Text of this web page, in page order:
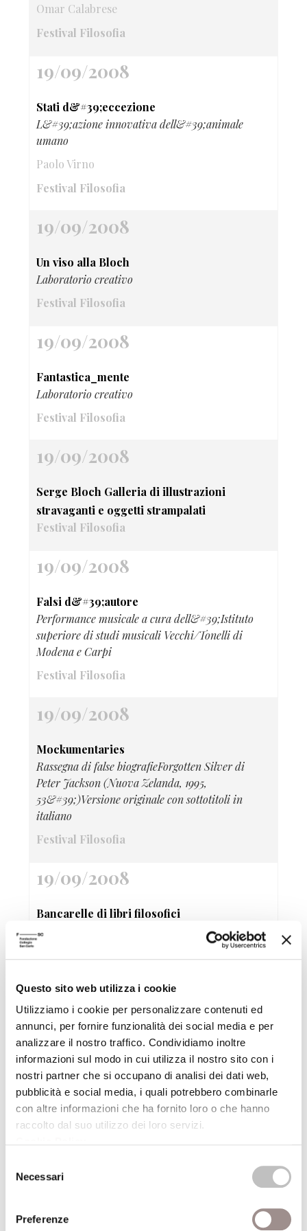
Questo sito web utilizza i cookie
Utilizziamo i cookie per personalizzare contenuti ed
annunci, per fornire funzionalità dei social media e per
analizzare il nostro traffico. Condividiamo inoltre
informazioni sul modo in cui utilizza il nostro sito con i
nostri partner che si occupano di analisi dei dati web,
pubblicità e social media, i quali potrebbero combinarle
con altre informazioni che ha fornito loro o che hanno
raccolto dal suo utilizzo dei loro servizi.
delNecessari
Preferenze
Omar Calabrese
Festival Filosofia
19/09/2008
Stati d&#39;eccezione
L&#39;azione innovativa dell&#39;animale
umano
Paolo Virno
Festival Filosofia
19/09/2008
Un viso alla Bloch
Laboratorio creativo
Festival Filosofia
19/09/2008
Fantastica_mente
Laboratorio creativo
Festival Filosofia
19/09/2008
Serge Bloch Galleria di illustrazioni
stravaganti e oggetti strampalati
Festival Filosofia
19/09/2008
Falsi d&#39;autore
Performance musicale a cura dell&#39;Istituto
superiore di studi musicali Vecchi/Tonelli di
Modena e Carpi
Festival Filosofia
19/09/2008
Mockumentaries
Rassegna di false biografieForgotten Silver di
Peter Jackson (Nuova Zelanda, 1995,
53&#39;)Versione originale con sottotitoli in
italiano
Festival Filosofia
19/09/2008
Bancarelle di libri filosofici
Festival Filosofia
Mockumentaries
Rassegna di false biografieThis is Spinal Tap di
Rob Reiner (Stati Uniti, 1984, 82&#39;)Versione
originale con sottotitoli in inglese
Festival Filosofia
19/09/2008
Caccia al tesoro on lineGiochi virtuali, viaggi